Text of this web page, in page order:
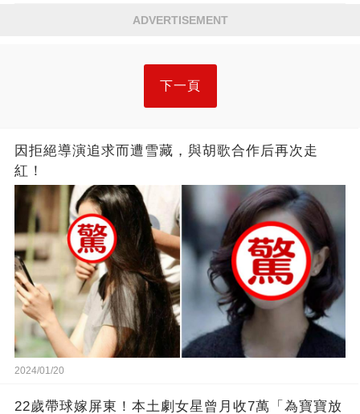
ADVERTISEMENT
下一頁
因拒絕導演追求而遭雪藏，與胡歌合作后再次走
紅！
2024/01/20
22歲帶球嫁屏東！本土劇女星曾月收7萬「為寶寶放